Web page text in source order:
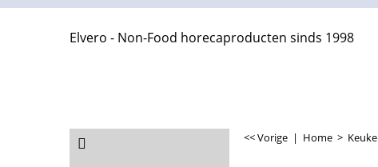
Elvero - Non-Food horecaproducten sinds 1998
<< Vorige | Home >